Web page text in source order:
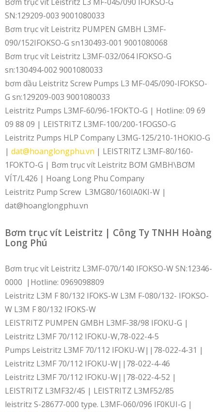
SN:129209-003 9001080033
Bơm trục vít Leistritz PUMPEN GMBH L3MF-
090/152IFOKSO-G sn130493-001 9001080068
Bơm trục vít Leistritz L3MF-032/064 IFOKSO-G
sn:130494-002 9001080033
bơm dầu Leistritz Screw Pumps L3 MF-045/090-IFOKSO-
G sn:129209-003 9001080033
Leistritz Pumps L3MF-60/96-1FOKTO-G | Hotline: 09 69
09 88 09 | LEISTRITZ L3MF-100/200-1FOGSO-G
Leistritz Pumps HLP Company L3MG-125/210-1HOKIO-G
| dat@hoanglongphu.vn | LEISTRITZ L3MF-80/160-
1FOKTO-G | Bơm trục vít Leistritz BƠM GMBH\BƠM
VÍT/L426 | Hoang Long Phu Company
Leistritz Pump Screw L3MG80/160IA0KI-W |
dat@hoanglongphu.vn
Bơm trục vít Leistritz | Công Ty TNHH Hoàng
Long Phú
Bơm trục vít Leistritz L3MF-070/140 IFOKSO-W SN:12346-
0000 |Hotline: 0969098809
Leistritz L3M F 80/132 IFOKS-W L3M F-080/132- IFOKSO-
W L3M F 80/132 IFOKS-W
LEISTRITZ PUMPEN GMBH L3MF-38/98 IFOKU-G |
Leistritz L3MF 70/112 IFOKU-W,78-022-4-5
Pumps Leistritz L3MF 70/112 IFOKU-W||78-022-4-31 |
Leistritz L3MF 70/112 IFOKU-W||78-022-4-46
Leistritz L3MF 70/112 IFOKU-W||78-022-4-52 |
LEISTRITZ L3MF32/45 | LEISTRITZ L3MF52/85
leistritz S-28677-000 type. L3MF-060/096 IF0KUI-G |